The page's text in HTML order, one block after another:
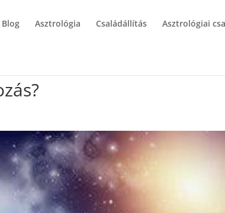
Blog Asztrológia Családállítás Asztrológiai